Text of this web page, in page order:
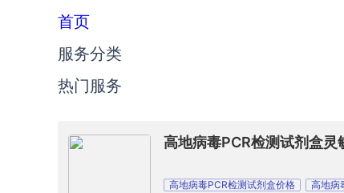
首页
服务分类
热门服务
高地病毒PCR检测试剂盒灵
高地病毒PCR检测试剂盒价格 高地病